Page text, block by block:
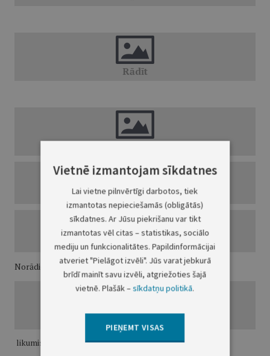
Norādiet, vai esat:
likumiskais pārstāvis (aizbildnis, aizgādnis)
Vietnē izmantojam sīkdatnes
Lai vietne pilnvērtīgi darbotos, tiek
izmantotas nepieciešamās (obligātās)
sīkdatnes. Ar Jūsu piekrišanu var tikt
izmantotas vēl citas – statistikas, sociālo
mediju un funkcionalitātes. Papildinformācijai
atveriet "Pielāgot izvēli". Jūs varat jebkurā
brīdī mainīt savu izvēli, atgriežoties šajā
vietnē. Plašāk –sīkdatņu politikā.
PIEŅEMT VISAS